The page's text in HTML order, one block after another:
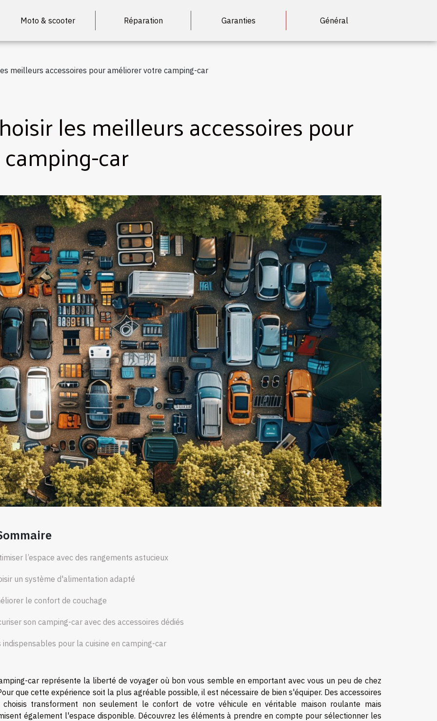
Moto & scooter Réparation Garanties Général
meilleurs accessoires pour améliorer votre camping-car
les meilleurs accessoires pour
car
l’espace avec des rangements astucieux
un système d'alimentation adapté
le confort de couchage
son camping-car avec des accessoires dédiés
indispensables pour la cuisine en camping-car
car représente la liberté de voyager où bon vous semble en emportant avec vous un peu de chez
que cette expérience soit la plus agréable possible, il est nécessaire de bien s'équiper. Des accessoires
choisis transforment non seulement le confort de votre véhicule en véritable maison roulante mais
également l'espace disponible. Découvrez les éléments à prendre en compte pour sélectionner les